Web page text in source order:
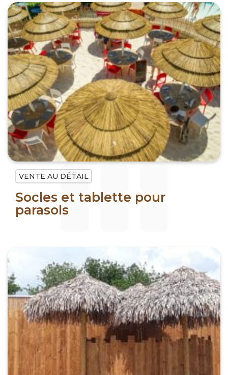
VENTE AU DÉTAIL
Socles et tablette pour
parasols